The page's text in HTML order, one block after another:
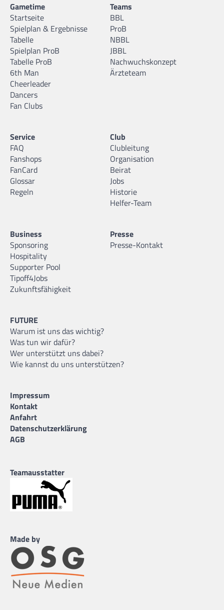
Gametime
Startseite
Spielplan & Ergebnisse
Tabelle
Spielplan ProB
Tabelle ProB
6th Man
Cheerleader
Dancers
Fan Clubs
Teams
BBL
ProB
NBBL
JBBL
Nachwuchskonzept
Ärzteteam
Service
FAQ
Fanshops
FanCard
Glossar
Regeln
Club
Clubleitung
Organisation
Beirat
Jobs
Historie
Helfer-Team
Business
Sponsoring
Hospitality
Supporter Pool
Tipoff4Jobs
Zukunftsfähigkeit
Presse
Presse-Kontakt
FUTURE
Warum ist uns das wichtig?
Was tun wir dafür?
Wer unterstützt uns dabei?
Wie kannst du uns unterstützen?
Impressum
Kontakt
Anfahrt
Datenschutzerklärung
AGB
Teamausstatter
Made by